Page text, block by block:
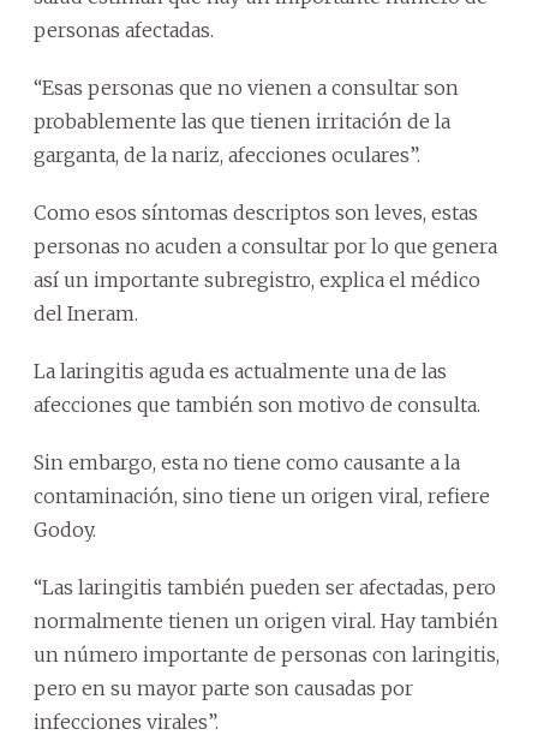
personas afectadas.
“Esas personas que no vienen a consultar son
probablemente las que tienen irritación de la
garganta, de la nariz, afecciones oculares”.
Como esos síntomas descriptos son leves, estas
personas no acuden a consultar por lo que genera
así un importante subregistro, explica el médico
del Ineram.
La laringitis aguda es actualmente una de las
afecciones que también son motivo de consulta.
Sin embargo, esta no tiene como causante a la
contaminación, sino tiene un origen viral, refiere
Godoy.
“Las laringitis también pueden ser afectadas, pero
normalmente tienen un origen viral. Hay también
un número importante de personas con laringitis,
pero en su mayor parte son causadas por
infecciones virales”.